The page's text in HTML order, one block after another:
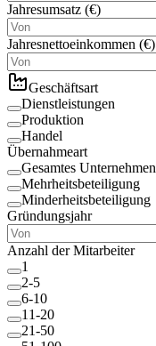
Jahresumsatz (€)
Jahresnettoeinkommen (€)
Geschäftsart
Dienstleistungen
Produktion
Handel
Übernahmeart
Gesamtes Unternehmen
Mehrheitsbeteiligung
Minderheitsbeteiligung
Gründungsjahr
Anzahl der Mitarbeiter
1
2-5
6-10
11-20
21-50